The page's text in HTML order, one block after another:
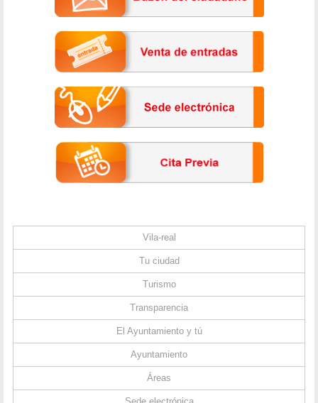
Vila-real
Tu ciudad
Turismo
Transparencia
El Ayuntamiento y tú
Ayuntamiento
Áreas